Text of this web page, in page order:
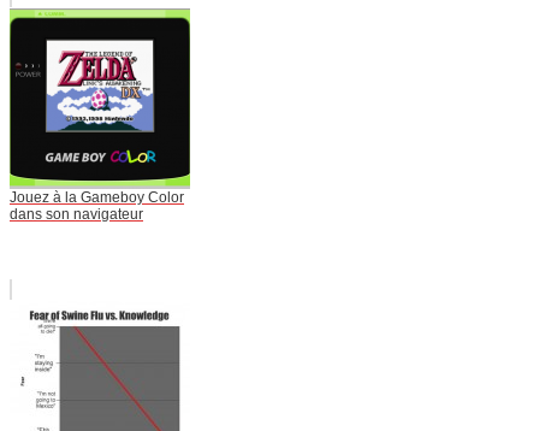
Jouez à la Gameboy Color
dans son navigateur